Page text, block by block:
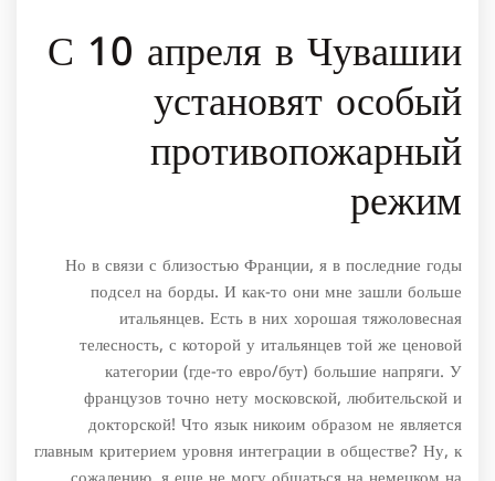
С 10 апреля в Чувашии
установят особый
противопожарный
режим
Но в связи с близостью Франции, я в последние годы
подсел на борды. И как-то они мне зашли больше
итальянцев. Есть в них хорошая тяжоловесная
телесность, с которой у итальянцев той же ценовой
категории (где-то евро/бут) большие напряги. У
французов точно нету московской, любительской и
докторской! Что язык никоим образом не является
главным критерием уровня интеграции в обществе? Ну, к